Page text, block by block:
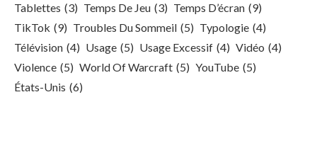
Tablettes (3) Temps De Jeu (3) Temps D’écran (9)
TikTok (9) Troubles Du Sommeil (5) Typologie (4)
Télévision (4) Usage (5) Usage Excessif (4) Vidéo (4)
Violence (5) World Of Warcraft (5) YouTube (5)
États-Unis (6)